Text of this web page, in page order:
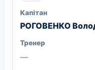
Капітан
РОГОВЕНКО
Тренер
—